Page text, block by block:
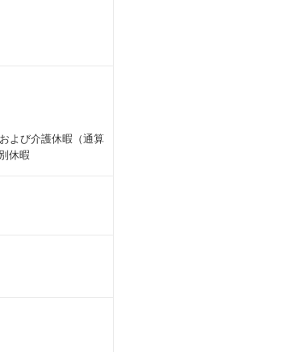
よび介護休暇（通算
休暇